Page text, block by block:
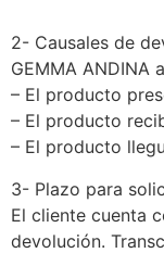
2- Causales de
GEMMA ANDINA
– El producto
– El producto
– El producto
3- Plazo para
El cliente cuenta
devolución.